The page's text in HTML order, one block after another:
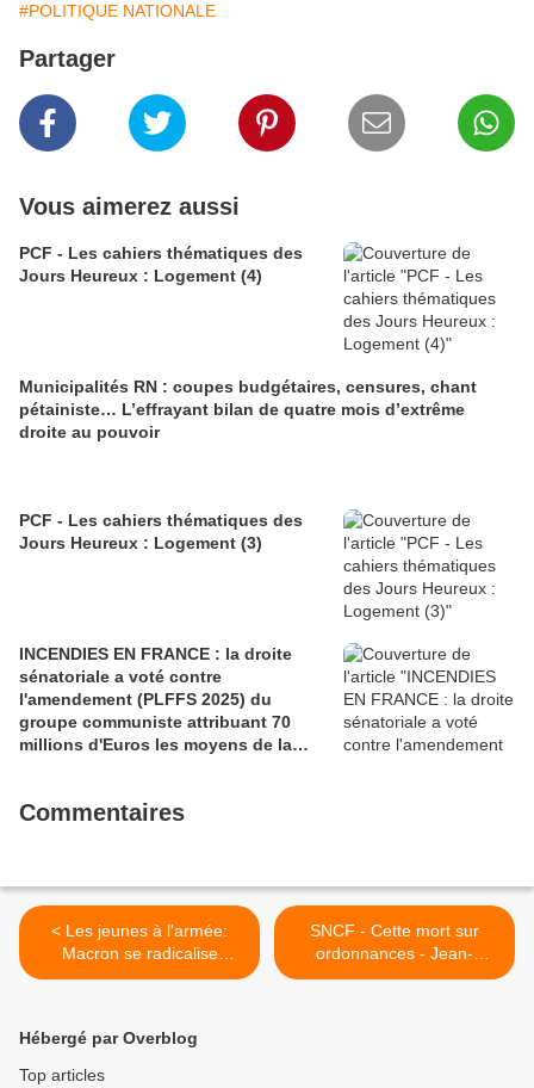
#POLITIQUE NATIONALE
Partager
Vous aimerez aussi
PCF - Les cahiers thématiques des
Jours Heureux : Logement (4)
Municipalités RN : coupes budgétaires, censures, chant
pétainiste… L’effrayant bilan de quatre mois d’extrême
droite au pouvoir
PCF - Les cahiers thématiques des
Jours Heureux : Logement (3)
INCENDIES EN FRANCE : la droite
sénatoriale a voté contre
l'amendement (PLFFS 2025) du
groupe communiste attribuant 70
millions d'Euros les moyens de la
Commentaires
< Les jeunes à l'armée:
Macron se radicalise
(Mouvement de la
SNCF - Cette mort sur
ordonnances - Jean-
Emmanuel Ducoin,
Hébergé par Overblog
Top articles